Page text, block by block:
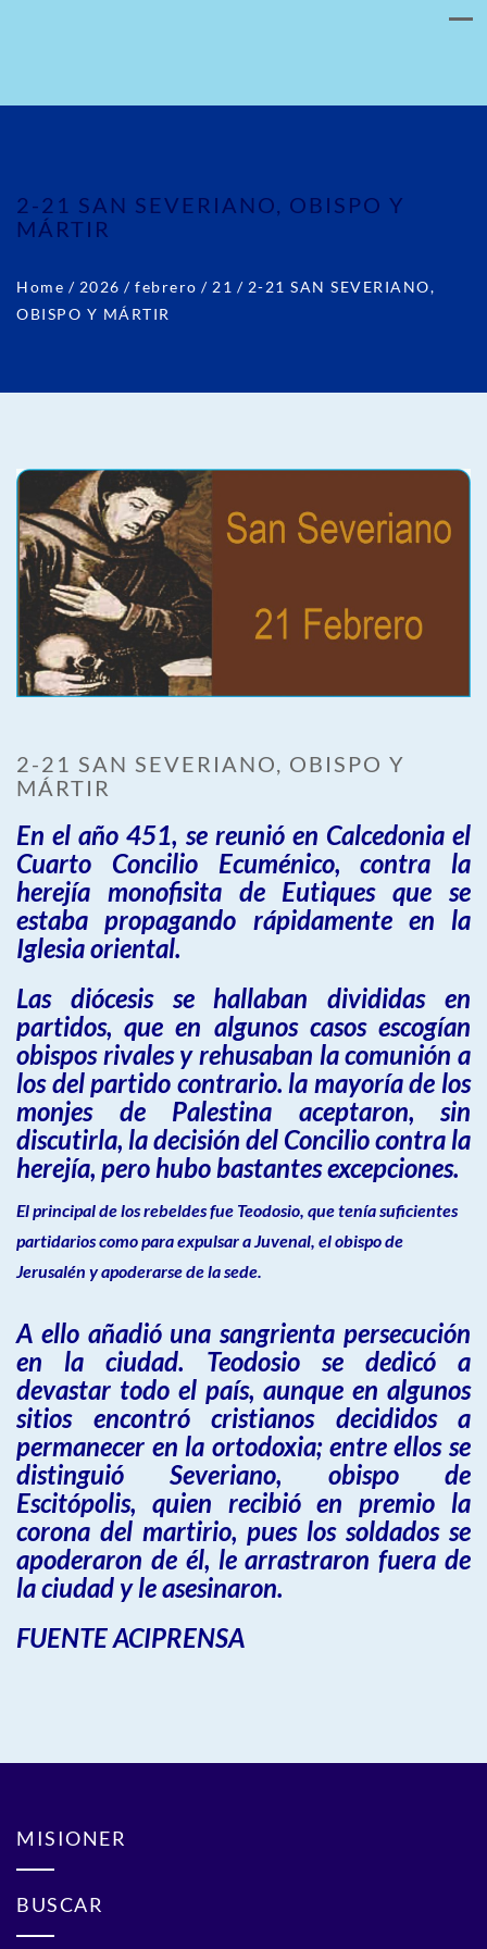
2-21 SAN SEVERIANO, OBISPO Y
MÁRTIR
Home / 2026 / febrero / 21 / 2-21 SAN SEVERIANO,
OBISPO Y MÁRTIR
2-21 SAN SEVERIANO, OBISPO Y
MÁRTIR
En el año 451, se reunió en Calcedonia el
Cuarto Concilio Ecuménico, contra la
herejía monofisita de Eutiques que se
estaba propagando rápidamente en la
Iglesia oriental.
Las diócesis se hallaban divididas en
partidos, que en algunos casos escogían
obispos rivales y rehusaban la comunión a
los del partido contrario. la mayoría de los
monjes de Palestina aceptaron, sin
discutirla, la decisión del Concilio contra la
herejía, pero hubo bastantes excepciones.
El principal de los rebeldes fue Teodosio, que tenía suficientes
partidarios como para expulsar a Juvenal, el obispo de
Jerusalén y apoderarse de la sede.
A ello añadió una sangrienta persecución
en la ciudad. Teodosio se dedicó a
devastar todo el país, aunque en algunos
sitios encontró cristianos decididos a
permanecer en la ortodoxia; entre ellos se
distinguió Severiano, obispo de
Escitópolis, quien recibió en premio la
corona del martirio, pues los soldados se
apoderaron de él, le arrastraron fuera de
la ciudad y le asesinaron.
FUENTE ACIPRENSA
MISIONER
BUSCAR